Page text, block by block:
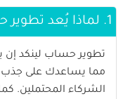
1. لماذا يُعد تطوير حساب لينكد إن ضروريًا؟
تطوير حساب لينكد إن
مما يساعدك على جذب
الشركاء المحتملين.